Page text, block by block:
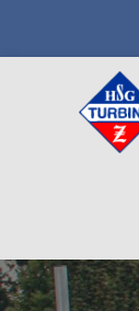
content